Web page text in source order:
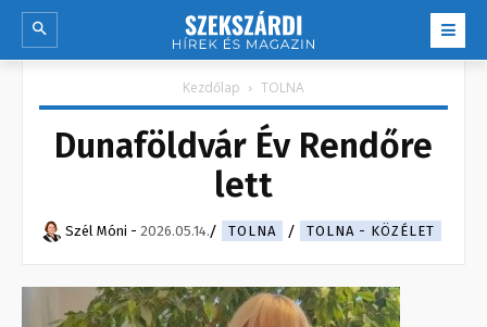
Kezdőlap TOLNA
Dunaföldvár Év Rendőre
lett
Szél Móni - 2026.05.14. TOLNA TOLNA - KÖZÉLET